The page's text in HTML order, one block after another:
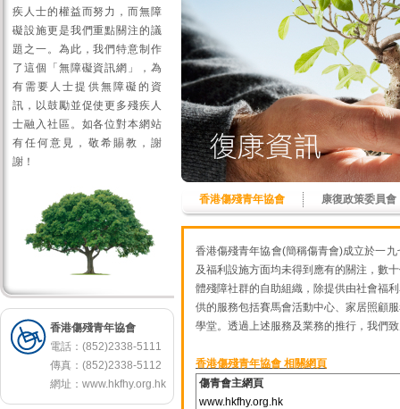
疾人士的權益而努力，而無障
礙設施更是我們重點關注的議
題之一。為此，我們特意制作
了這個「無障礙資訊網」，為
有需要人士提供無障礙的資
訊，以鼓勵並促使更多殘疾人
士融入社區。如各位對本網站
有任何意見，敬希賜教，謝
謝！
香港傷殘青年協會
電話：(852)2338-5111
傳真：(852)2338-5112
網址： www.hkfhy.org.hk
香港傷殘青年協會 康復政策委員會
香港傷殘青年協會(簡稱傷青會)成立於一
及福利設施方面均未得到應有的關注，數
體殘障社群的自助組織，除提供由社會福
供的服務包括賽馬會活動中心、家居照顧
學堂。透過上述服務及業務的推行，我們
香港傷殘青年協會 相關網頁
傷青會主網頁
www.hkfhy.org.hk